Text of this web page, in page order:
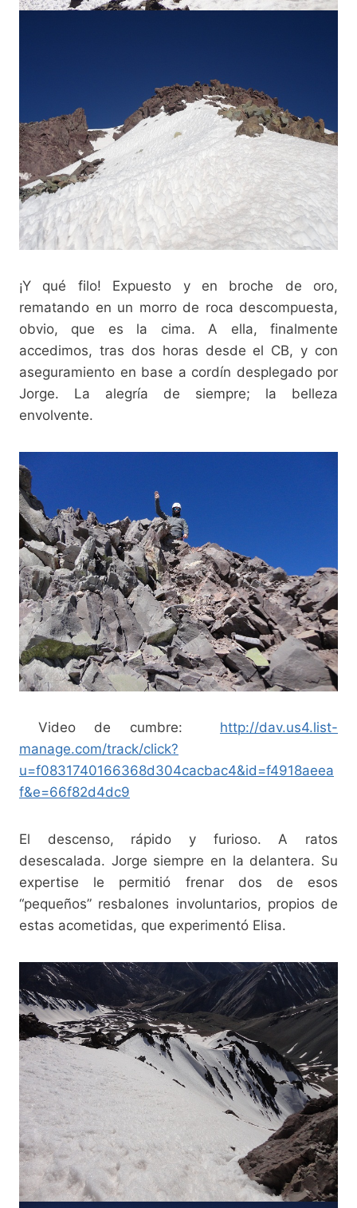
¡Y qué filo! Expuesto y en broche de oro,
rematando en un morro de roca descompuesta,
obvio, que es la cima. A ella, finalmente
accedimos, tras dos horas desde el CB, y con
aseguramiento en base a cordín desplegado por
Jorge. La alegría de siempre; la belleza
envolvente.
Video de cumbre: http://dav.us4.list-
manage.com/track/click?
u=f0831740166368d304cacbac4&id=f4918aeea
f&e=66f82d4dc9
El descenso, rápido y furioso. A ratos
desescalada. Jorge siempre en la delantera. Su
expertise le permitió frenar dos de esos
“pequeños” resbalones involuntarios, propios de
estas acometidas, que experimentó Elisa.